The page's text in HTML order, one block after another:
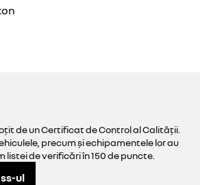
de un Certificat de Control al Calității.
precum și echipamentele lor au
de verificări în 150 de puncte.
ul